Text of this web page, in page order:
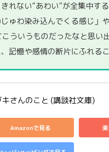
れない“あわい”が全集中す
ゅわ染み込んでくる感じ」
ういうものだったなと思い
記憶や感情の断片にふれる
キさんのこと (講談社文庫)
Amazonで見る